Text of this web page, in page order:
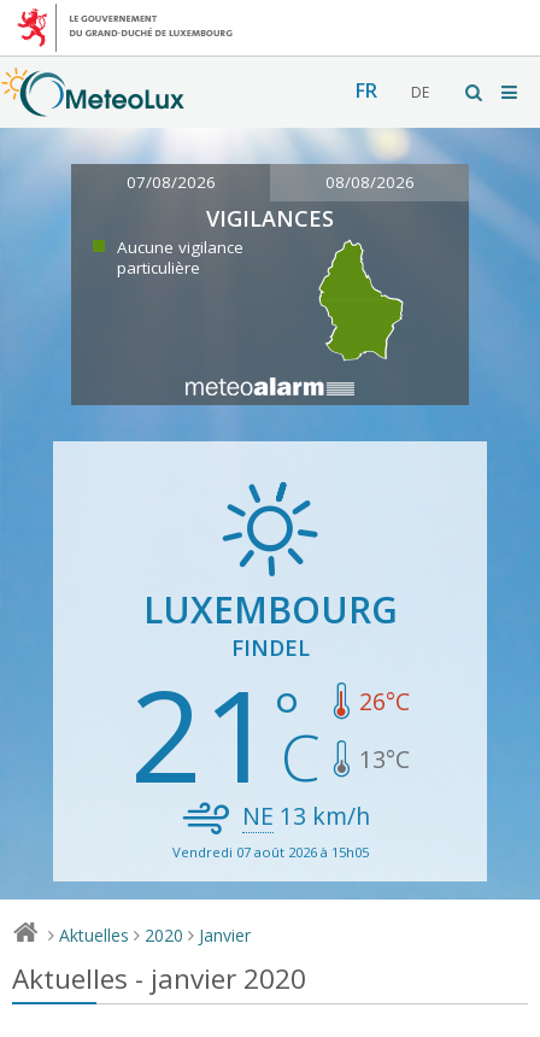
FR DE
07/08/2026 08/08/2026
VIGILANCES
Aucune vigilance
particulière
LUXEMBOURG
FINDEL
21 26°C
13°C
NE 13 km/h
Vendredi 07 août 2026 à 15h05
> Aktuelles > 2020 > Janvier
Aktuelles - janvier 2020